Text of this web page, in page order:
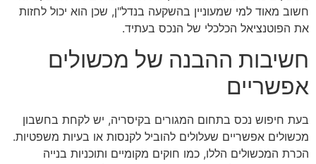
חשוב מאוד למי שמעוניין בהשקעה בנדל"ן, שכן הוא יכול לחזות
את הפוטנציאל הכלכלי של הנכס בעתיד.
חשיבות ההבנה של מכשולים
אפשריים
בעת חיפוש נכס בתחום המגורים בקיסריה, יש לקחת בחשבון
מכשולים אפשריים שעלולים להוביל לקנסות או בעיות משפטיות.
הכרת המכשולים הללו, כמו חוקים מקומיים ותוכניות בנייה